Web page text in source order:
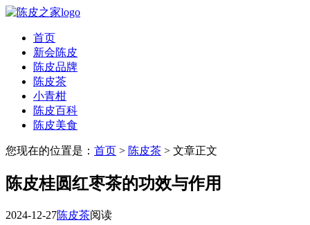
首页
新会陈皮
陈皮品牌
陈皮茶
小青柑
陈皮百科
陈皮美食
您现在的位置是： 首页 > 陈皮茶 > 文章正文
陈皮桂圆红枣茶的功效与作用
2024-12-27陈皮茶阅读